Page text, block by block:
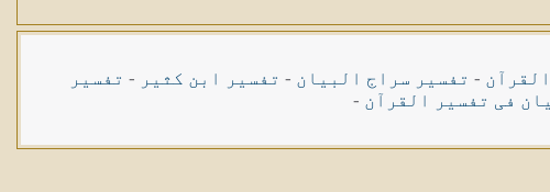
- تفسیر سراج البیان - تفسیر ابن کثیر - تفسیر
فی تفسیر القرآن -